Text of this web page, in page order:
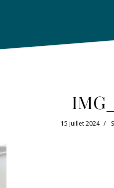
15 juillet 2024